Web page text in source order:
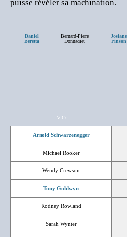
puisse révéler sa machination.
Daniel
Beretta
Bernard-Pierre
Donnadieu
Josiane
Pinson
V.O
Arnold Schwarzenegger
Michael Rooker
Wendy Crewson
Tony Goldwyn
Rodney Rowland
Sarah Wynter